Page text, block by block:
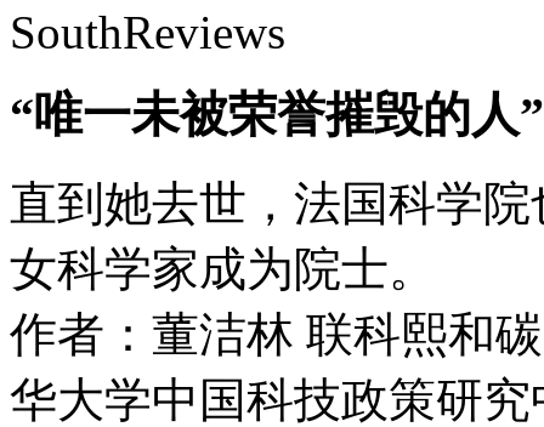
“唯一未被荣誉摧毁的人”
直到她去世，法国科学
女科学家成为院士。
作者：董洁林 联科熙和
华大学中国科技政策研